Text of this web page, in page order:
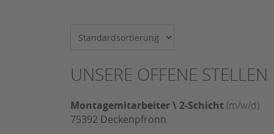
UNSERE OFFENE STELLEN
Montagemitarbeiter \ 2-Schicht(m/w/d)
75392 Deckenpfronn